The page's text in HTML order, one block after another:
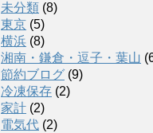
未分類 (8)
東京 (5)
横浜 (8)
湘南・鎌倉・逗子・葉山
節約ブログ (9)
冷凍保存 (2)
家計 (2)
電気代 (2)